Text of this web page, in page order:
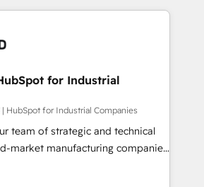
on their digital
We Do ⚙️ CRM
Sales & Marketing Alignment +
Custom Integrations & Data
we build. We fix what others
market reality—practical
with your actual headcount and
🔄 Top 5% globally in client
for Industrial
HubSpot for Industrial Companies
team of strategic and technical
market manufacturing companies
We specialize in delivering
drive results by leveraging